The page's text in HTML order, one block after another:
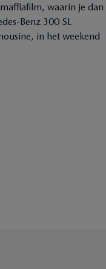
waarin je dan
Benz 300 SL
in het weekend